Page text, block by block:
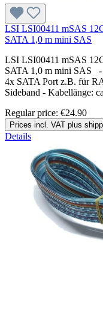
LSI LSI00411 mSAS
SATA 1,0 m mini SAS
LSI LSI00411 mSAS
SATA 1,0 m mini SAS -
4x SATA Port z.B. für
Sideband - Kabellänge:
Regular price: €24.90
Prices incl. VAT plus
Details